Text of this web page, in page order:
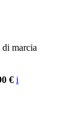
di marcia
€ i